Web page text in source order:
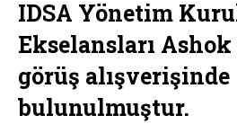
IDSA Yönetim
Ekselansları
görüş alışverişinde
bulunulmuştur.